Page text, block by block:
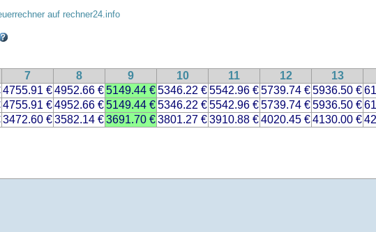
auf rechner24.info
7 8 9 10 11 12
13
4755.91 €4952.66 €5149.44 €5346.22 €5542.96 €5739.74 €5936.50 €
4755.91 €4952.66 €5149.44 €5346.22 €5542.96 €5739.74 €5936.50 €
3472.60 €3582.14 €3691.70 €3801.27 €3910.88 €4020.45 €4130.00 €